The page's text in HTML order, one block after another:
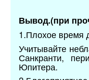
Вывод.(при
1.Плохое время
Учитывайте
Санкранти,
Юпитера.